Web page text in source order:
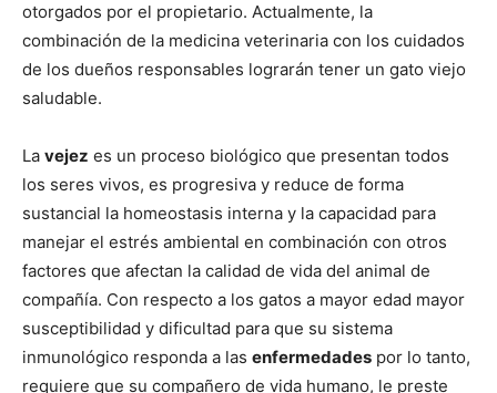
–
Gatos
otorgados por el propietario. Actualmente, la
combinación de la medicina veterinaria con los cuidados
de los dueños responsables lograrán tener un gato viejo
saludable.
La vejez es un proceso biológico que presentan todos
los seres vivos, es progresiva y reduce de forma
sustancial la homeostasis interna y la capacidad para
manejar el estrés ambiental en combinación con otros
factores que afectan la calidad de vida del animal de
compañía. Con respecto a los gatos a mayor edad mayor
susceptibilidad y dificultad para que su sistema
inmunológico responda a las enfermedades por lo tanto,
requiere que su compañero de vida humano, le preste